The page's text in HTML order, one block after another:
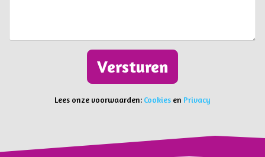
Versturen
Lees onze voorwaarden: Cookies en Privacy